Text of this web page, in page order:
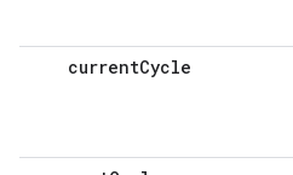
currentCycle